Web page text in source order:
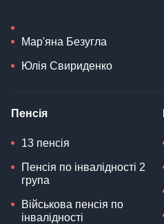
Мар'яна Безугла
Юлія Свириденко
Пенсія
13 пенсія
Пенсія по інвалідності 2
група
Військова пенсія по
інвалідності